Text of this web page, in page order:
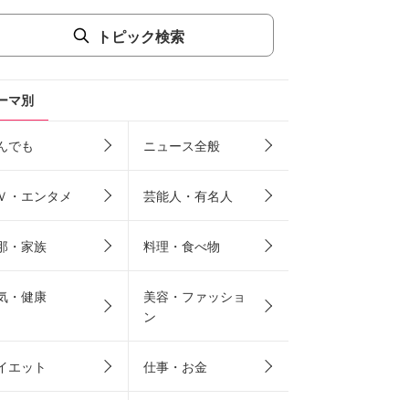
トピック検索
マ別
でも ニュース全般
・エンタメ 芸能人・有名人
・家族 料理・食べ物
・健康
美容・ファッショ
ン
エット 仕事・お金